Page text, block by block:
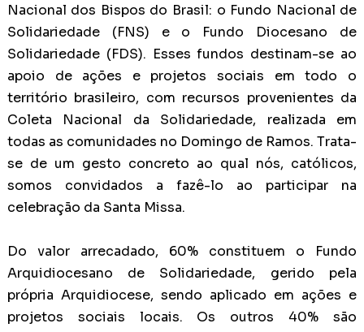
Nacional dos Bispos do Brasil: o Fundo Nacional de
Solidariedade (FNS) e o Fundo Diocesano de
Solidariedade (FDS). Esses fundos destinam-se ao
apoio de ações e projetos sociais em todo o
território brasileiro, com recursos provenientes da
Coleta Nacional da Solidariedade, realizada em
todas as comunidades no Domingo de Ramos. Trata-
se de um gesto concreto ao qual nós, católicos,
somos convidados a fazê-lo ao participar na
celebração da Santa Missa.
Do valor arrecadado, 60% constituem o Fundo
Arquidiocesano de Solidariedade, gerido pela
própria Arquidiocese, sendo aplicado em ações e
projetos sociais locais. Os outros 40% são